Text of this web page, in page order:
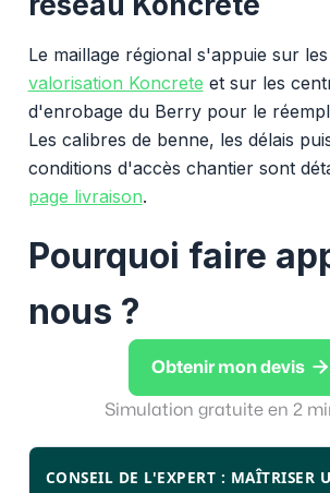
Le maillage régional s'appuie sur les
valorisation Koncrete et sur les
d'enrobage du Berry pour le
Les calibres de benne, les délais
conditions d'accès chantier sont
page livraison.
Pourquoi faire
nous ?
Obtenir mon devis 
Simulation gratuite en 2
CONSEIL DE L'EXPERT : MAÎTRISER